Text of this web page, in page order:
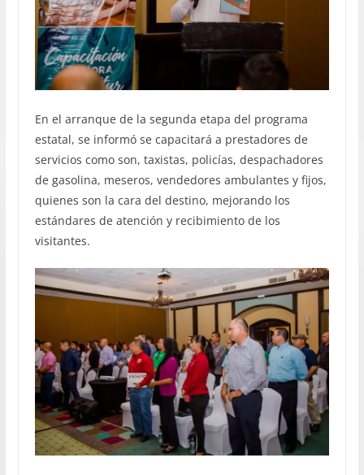
En el arranque de la segunda etapa del programa
estatal, se informó se capacitará a prestadores de
servicios como son, taxistas, policías, despachadores
de gasolina, meseros, vendedores ambulantes y fijos,
quienes son la cara del destino, mejorando los
estándares de atención y recibimiento de los
visitantes.